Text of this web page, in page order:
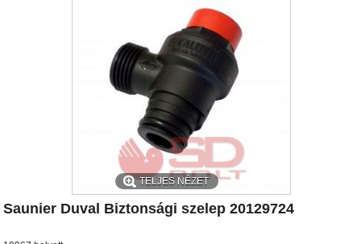
TELJES NÉZET
Saunier Duval Biztonsági szelep 20129724